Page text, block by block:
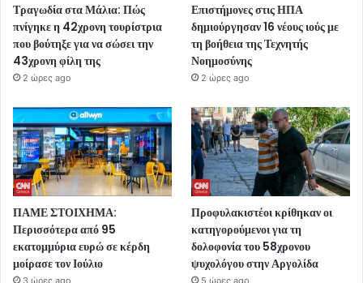
Τραγωδία στα Μάλια: Πώς
πνίγηκε η 42χρονη τουρίστρια
που βούτηξε για να σώσει την
43χρονη φίλη της
2 ώρες ago
Επιστήμονες στις ΗΠΑ
δημιούργησαν 16 νέους ιούς με
τη βοήθεια της Τεχνητής
Νοημοσύνης
2 ώρες ago
ΠΑΜΕ ΣΤΟΙΧΗΜΑ:
Περισσότερα από 95
εκατομμύρια ευρώ σε κέρδη
μοίρασε τον Ιούλιο
3 ώρες ago
Προφυλακιστέοι κρίθηκαν οι
κατηγορούμενοι για τη
δολοφονία του 58χρονου
ψυχολόγου στην Αργολίδα
5 ώρες ago